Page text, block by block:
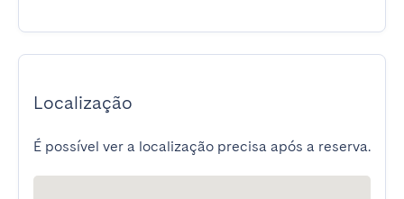
Localização
É possível ver a localização precisa após a reserva.